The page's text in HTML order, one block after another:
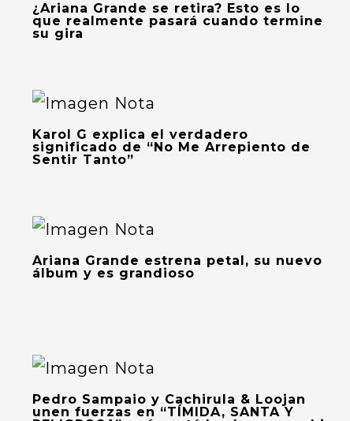
¿Ariana Grande se retira? Esto es lo
que realmente pasará cuando termine
su gira
Karol G explica el verdadero
significado de “No Me Arrepiento de
Sentir Tanto”
Ariana Grande estrena petal, su nuevo
álbum y es grandioso
Pedro Sampaio y Cachirula & Loojan
unen fuerzas en “TÍMIDA, SANTA Y